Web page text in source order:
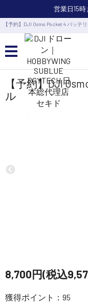
営業日15
【予約】DJI Osmo Pocket 4 バッテリ
カメラドローン・生
サポート・Q&A / 法人・
【予約】DJI
ル
8,700円(税込
獲得ポイント：95